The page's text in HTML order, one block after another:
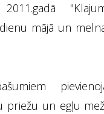
mājā un
priežu un egļu